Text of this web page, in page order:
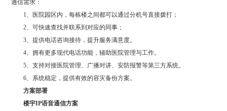
通信需求：
1、医院园区内，每栋楼之间都可以通过分机号直接拨打；
2、可快速查找并联系到对应的同事；
3、提供电话咨询接待，提升服务满意度。
4、拥有更多现代电话功能，辅助医院管理与工作。
5、支持对接医院管理、广播对讲、安防报警等第三方系统。
6、系统稳定，提供有效的容灾备份方案。
方案部署
楼宇IP语音通信方案